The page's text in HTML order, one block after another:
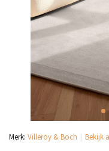
Merk: Villeroy & Boch Bekijk